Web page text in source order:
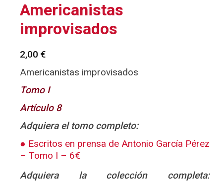
Americanistas
improvisados
2,00 €
Americanistas improvisados
Tomo I
Artículo 8
Adquiera el tomo completo:
Escritos en prensa de Antonio García Pérez
– Tomo I – 6€
Adquiera la colección completa: